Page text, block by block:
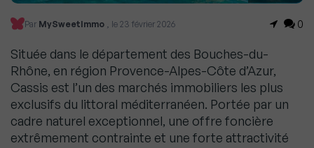
Par MySweetImmo , le 23 février 2026 0
Située dans le département des Bouches-du-
Rhône, en région Provence-Alpes-Côte d’Azur,
Cassis est l’un des marchés immobiliers les plus
exclusifs du littoral méditerranéen. Portée par un
cadre naturel exceptionnel, une offre foncière
extrêmement contrainte et une forte attractivité